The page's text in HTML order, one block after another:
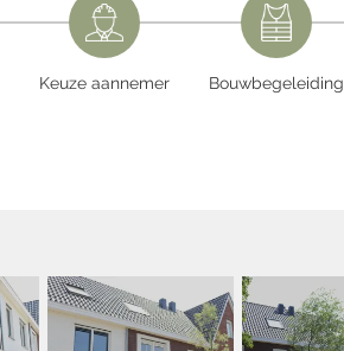
Keuze aannemer Bouwbegeleiding